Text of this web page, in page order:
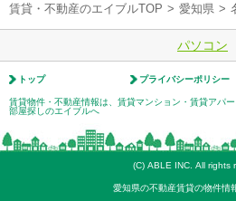
賃貸・不動産のエイブルTOP > 愛知県 >
パソコン
トップ プライバシーポリシー
賃貸物件・不動産情報は、賃貸マンション・賃貸アパ
部屋探しのエイブルへ
(C) ABLE INC. All rights
愛知県の不動産賃貸の物件情